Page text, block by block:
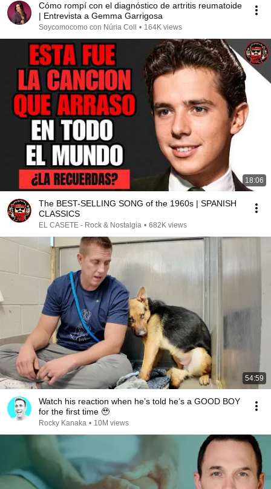
Cómo rompí con el diagnóstico de artritis reumatoide
| Entrevista a Gemma Garrigosa
Soycomocomo con Núria Coll • 164K views
18:06
The BEST-SELLING SONG of the 1960s | SPANISH
CLASSICS
EL CASETE - Rock & Nostalgia • 682K views
54:59
Watch his reaction when he’s told he’s a GOOD BOY
for the first time 🥹
Rocky Kanaka • 10M views